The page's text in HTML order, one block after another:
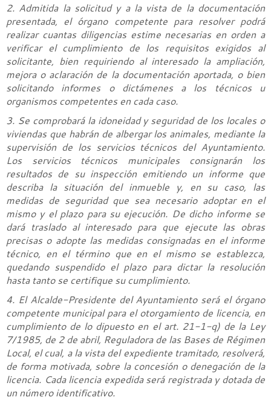
2. Admitida la solicitud y a la vista de la documentación
presentada, el órgano competente para resolver podrá
realizar cuantas diligencias estime necesarias en orden a
verificar el cumplimiento de los requisitos exigidos al
solicitante, bien requiriendo al interesado la ampliación,
mejora o aclaración de la documentación aportada, o bien
solicitando informes o dictámenes a los técnicos u
organismos competentes en cada caso.
3. Se comprobará la idoneidad y seguridad de los locales o
viviendas que habrán de albergar los animales, mediante la
supervisión de los servicios técnicos del Ayuntamiento.
Los servicios técnicos municipales consignarán los
resultados de su inspección emitiendo un informe que
describa la situación del inmueble y, en su caso, las
medidas de seguridad que sea necesario adoptar en el
mismo y el plazo para su ejecución. De dicho informe se
dará traslado al interesado para que ejecute las obras
precisas o adopte las medidas consignadas en el informe
técnico, en el término que en el mismo se establezca,
quedando suspendido el plazo para dictar la resolución
hasta tanto se certifique su cumplimiento.
4. El Alcalde-Presidente del Ayuntamiento será el órgano
competente municipal para el otorgamiento de licencia, en
cumplimiento de lo dipuesto en el art. 21-1-q) de la Ley
7/1985, de 2 de abril, Reguladora de las Bases de Régimen
Local, el cual, a la vista del expediente tramitado, resolverá,
de forma motivada, sobre la concesión o denegación de la
licencia. Cada licencia expedida será registrada y dotada de
un número identificativo.